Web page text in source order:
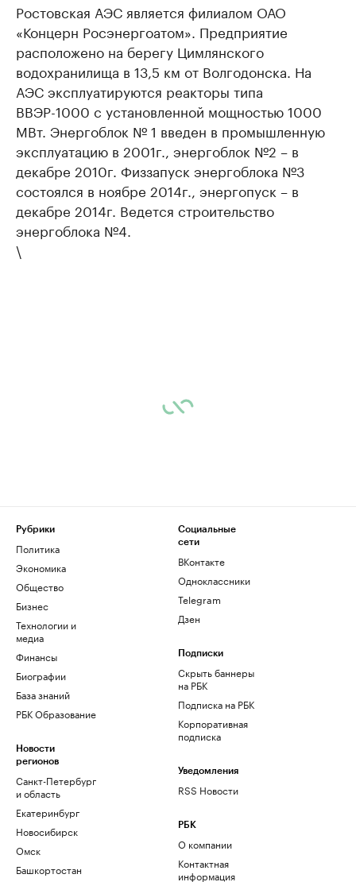
Ростовская АЭС является филиалом ОАО
«Концерн Росэнергоатом». Предприятие
расположено на берегу Цимлянского
водохранилища в 13,5 км от Волгодонска. На
АЭС эксплуатируются реакторы типа
ВВЭР-1000 с установленной мощностью 1000
МВт. Энергоблок № 1 введен в промышленную
эксплуатацию в 2001г., энергоблок №2 – в
декабре 2010г. Физзапуск энергоблока №3
состоялся в ноябре 2014г., энергопуск – в
декабре 2014г. Ведется строительство
энергоблока №4.
\
Рубрики
Политика
Экономика
Общество
Бизнес
Технологии и
медиа
Финансы
Биографии
База знаний
РБК Образование
Новости
регионов
Санкт-Петербург
и область
Екатеринбург
Новосибирск
Омск
Башкортостан
Социальные
сети
ВКонтакте
Одноклассники
Telegram
Дзен
Подписки
Скрыть баннеры
на РБК
Подписка на РБК
Корпоративная
подписка
Уведомления
RSS Новости
РБК
О компании
Контактная
информация